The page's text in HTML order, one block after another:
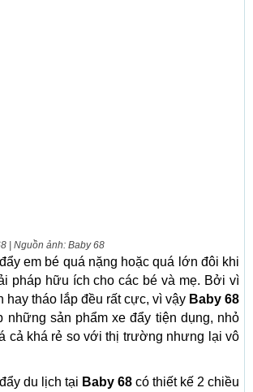
| Nguồn ảnh: Baby 68
em bé quá nặng hoặc quá lớn đôi khi
pháp hữu ích cho các bé và mẹ. Bởi vì
hay tháo lắp đều rất cực, vì vậy Baby 68
những sản phẩm xe đẩy tiện dụng, nhỏ
cả khá rẻ so với thị trường nhưng lại vô
du lịch tại Baby 68 có thiết kế 2 chiều